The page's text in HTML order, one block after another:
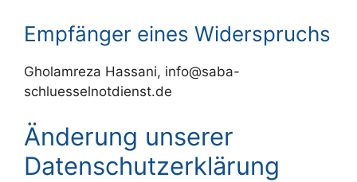
Empfänger eines Widerspruchs
Gholamreza Hassani, info@saba-
schluesselnotdienst.de
Änderung unserer
Datenschutzerklärung